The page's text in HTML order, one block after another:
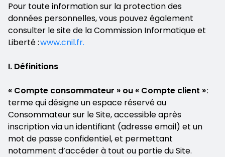
Pour toute information sur la protection des
données personnelles, vous pouvez également
consulter le site de la Commission Informatique et
Liberté :www.cnil.fr.
I. Définitions
« Compte consommateur » ou « Compte client »:
terme qui désigne un espace réservé au
Consommateur sur le Site, accessible après
inscription via un identifiant (adresse email) et un
mot de passe confidentiel, et permettant
notamment d’accéder à tout ou partie du Site.